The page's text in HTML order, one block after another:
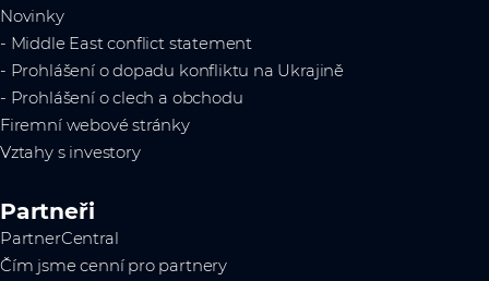
Novinky
- Middle East conflict statement
- Prohlášení o dopadu konfliktu na Ukrajině
- Prohlášení o clech a obchodu
Firemní webové stránky
Vztahy s investory
Partneři
PartnerCentral
Čím jsme cenní pro partnery